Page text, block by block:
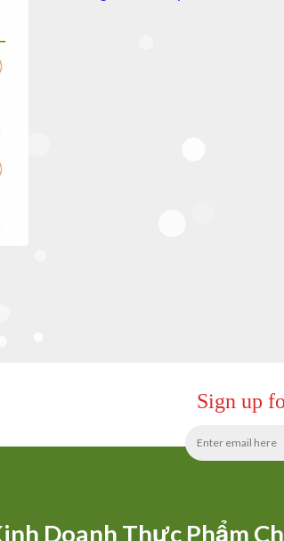
Sign up
Doanh Thực Phẩm